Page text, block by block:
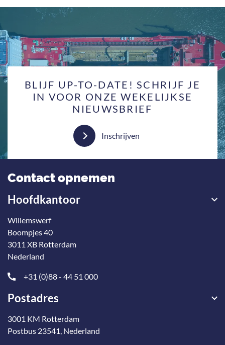
BLIJF UP-TO-DATE! SCHRIJF JE
IN VOOR ONZE WEKELIJKSE
NIEUWSBRIEF
Inschrijven
Contact opnemen
Hoofdkantoor
Willemswerf
Boompjes 40
3011 XB Rotterdam
Nederland
+31 (0)88 - 44 51 000
Postadres
3001 KM Rotterdam
Postbus 23541, Nederland
Onze nieuwsbrief
ontvangen?